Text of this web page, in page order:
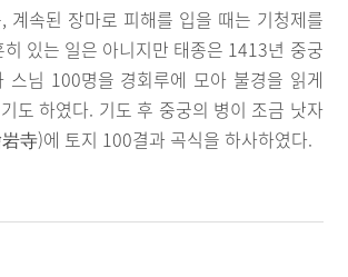
계속된 장마로 피해를 입을 때는 기청제를
있는 일은 아니지만 태종은 1413년 중궁
스님 100명을 경회루에 모아 불경을 읽게
도 하였다. 기도 후 중궁의 병이 조금 낫자
寺)에 토지 100결과 곡식을 하사하였다.